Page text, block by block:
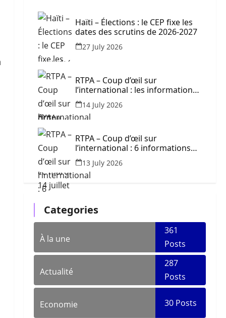
Haïti – Élections : le CEP fixe les
dates des scrutins de 2026-2027
27 July 2026
RTPA – Coup d’œil sur
l’international : les informations
à retenir ce mardi 14 juillet 2026
14 July 2026
RTPA – Coup d’œil sur
l’international : 6 informations
majeures à retenir ce lundi 13
juillet 2026
13 July 2026
Categories
À la une
361
Posts
Actualité
287
Posts
Economie 30 Posts